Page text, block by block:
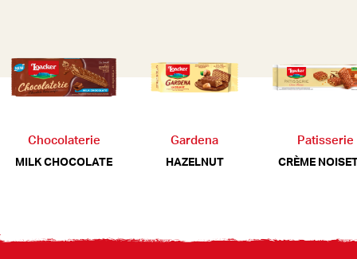
Chocolaterie
MILK CHOCOLATE
Gardena
HAZELNUT
Patisserie
CRÈME